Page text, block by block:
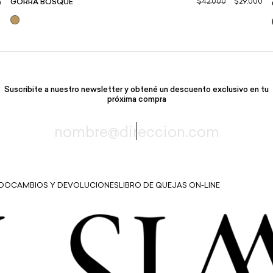
GORRA BOSQUE $42.000 $29.000
Suscribite a nuestro newsletter y obtené un descuento exclusivo en tu
próxima compra
CAMBIOS Y DEVOLUCIONES LIBRO DE QUEJAS ON-LINE